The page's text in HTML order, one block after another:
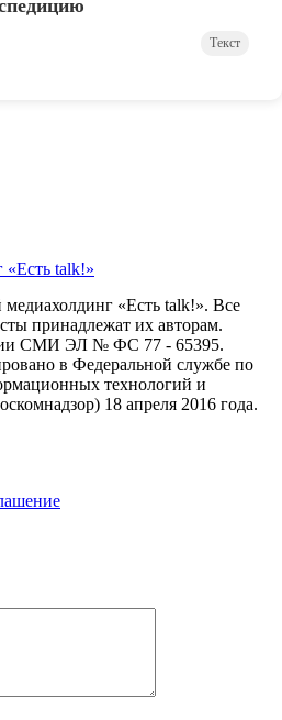
Текст
talk!»
«Есть talk!». Все
принадлежат их авторам.
СМИ ЭЛ № ФС 77 - 65395.
в Федеральной службе по
технологий и
18 апреля 2016 года.